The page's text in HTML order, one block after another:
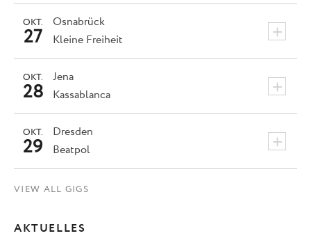
Osnabrück +
OKT.
27 Kleine Freiheit
Jena +
OKT.
28 Kassablanca
Dresden +
OKT.
29 Beatpol
VIEW ALL GIGS
AKTUELLES